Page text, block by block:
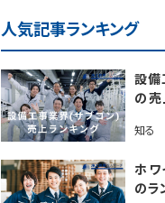
人気記事ランキング
設備
の売
設備
知る
ホワ
のラ